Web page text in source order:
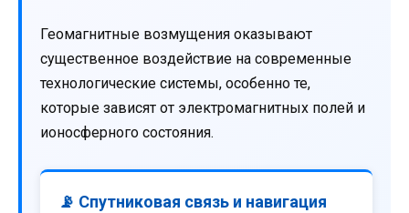
Геомагнитные возмущения оказывают
существенное воздействие на современные
технологические системы, особенно те,
которые зависят от электромагнитных полей и
ионосферного состояния.
📡 Спутниковая связь и навигация